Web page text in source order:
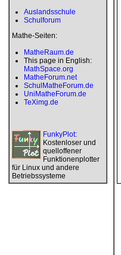
Auslandsschule
Schulforum
Mathe-Seiten:
MatheRaum.de
This page in English:
MathSpace.org
MatheForum.net
SchulMatheForum.de
UniMatheForum.de
TeXimg.de
FunkyPlot:
Kostenloser und
quelloffener
Funktionenplotter
für Linux und andere
Betriebssysteme